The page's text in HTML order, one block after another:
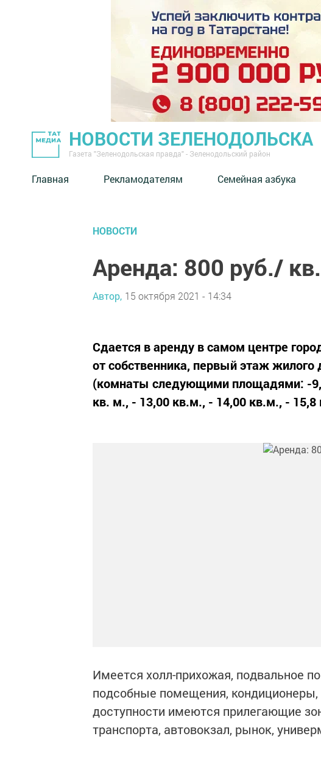
НОВОСТИ ЗЕЛЕНОДОЛЬСКА
Газета "Зеленодольская правда" - Зеленодольский район
Главная Рекламодателям Семейная азбука
НОВОСТИ
Аренда: 800 руб./
Автор, 15 октября 2021 - 14:34
Сдается в аренду в самом центре
от собственника, первый этаж
(комнаты следующими площадями: -
кв. м., - 13,00 кв.м., - 14,00 кв.м., -
Имеется холл-прихожая, подвальное
подсобные помещения,
доступности имеются прилегающие
транспорта, автовокзал, рынок,